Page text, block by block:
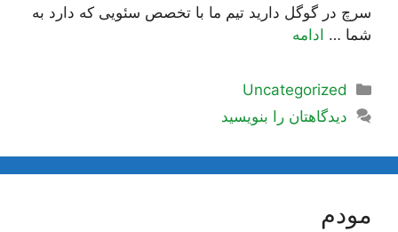
سرچ در گوگل دارید تیم ما با تخصص سئویی که دارد به
شما … ادامه
دسته‌ها
Uncategorized
دیدگاهتان را بنویسید
مودم